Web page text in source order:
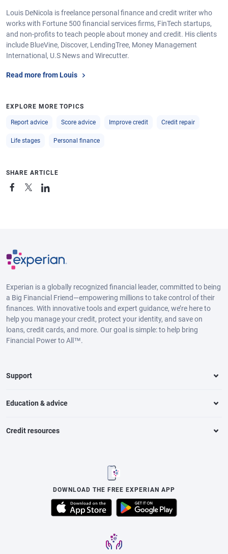
Louis DeNicola is freelance personal finance and credit writer who
works with Fortune 500 financial services firms, FinTech startups,
and non-profits to teach people about money and credit. His clients
include BlueVine, Discover, LendingTree, Money Management
International, U.S News and Wirecutter.
Read more from Louis
EXPLORE MORE TOPICS
Report advice Score advice Improve credit Credit repair
Life stages Personal finance
SHARE ARTICLE
Experian is a globally recognized financial leader, committed to being
a Big Financial Friend—empowering millions to take control of their
finances. With innovative tools and expert guidance, we’re here to
help you manage your credit, protect your identity, and save on
loans, credit cards, and more. Our goal is simple: to help bring
Financial Power to All™.
Support
Education & advice
Credit resources
DOWNLOAD THE FREE EXPERIAN APP